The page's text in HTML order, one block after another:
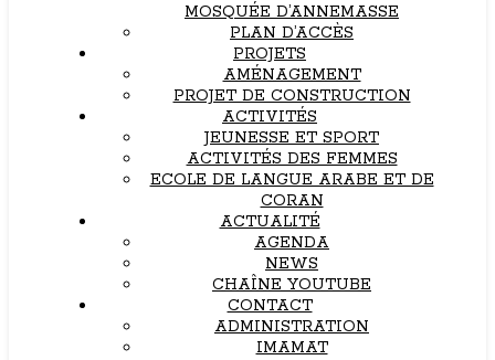
MOSQUÉE D’ANNEMASSE
PLAN D’ACCÈS
PROJETS
AMÉNAGEMENT
PROJET DE CONSTRUCTION
ACTIVITÉS
JEUNESSE ET SPORT
ACTIVITÉS DES FEMMES
ECOLE DE LANGUE ARABE ET DE
CORAN
ACTUALITÉ
AGENDA
NEWS
CHAÎNE YOUTUBE
CONTACT
ADMINISTRATION
IMAMAT